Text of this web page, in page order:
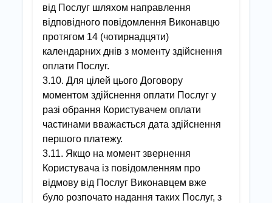
від Послуг шляхом направлення
відповідного повідомлення Виконавцю
протягом 14 (чотирнадцяти)
календарних днів з моменту здійснення
оплати Послуг.
3.10. Для цілей цього Договору
моментом здійснення оплати Послуг у
разі обрання Користувачем оплати
частинами вважається дата здійснення
першого платежу.
3.11. Якщо на момент звернення
Користувача із повідомленням про
відмову від Послуг Виконавцем вже
було розпочато надання таких Послуг, з